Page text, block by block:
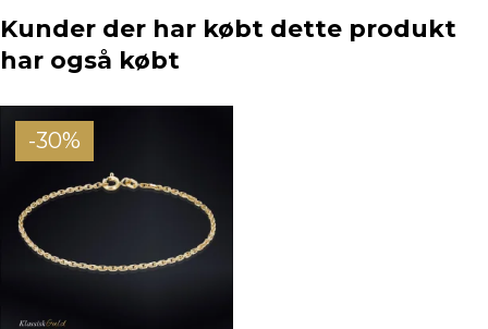
Kunder der har købt dette produkt
har også købt
-30%